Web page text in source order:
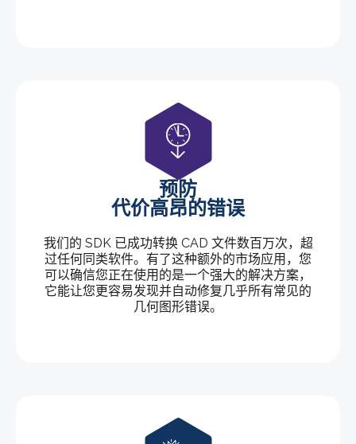
预防
代价高昂的错误
我们的 SDK 已成功转换 CAD 文件数百万次，超
过任何同类软件。有了这种额外的市场应用，您
可以确信您正在使用的是一个强大的解决方案，
它能让您更容易发现并自动修复几乎所有常见的
几何图形错误。